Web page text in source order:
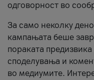
одговорност во
За само неколку
кампањата беше
пораката
споделувања и
во медиумите.